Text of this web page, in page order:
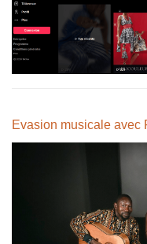
Evasion musicale avec